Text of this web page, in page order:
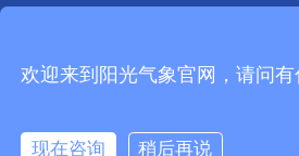
环境仪器与新能源检测设备解决方案提供商.成立
欢迎来到阳光气象官网，请问有
现在咨询 稍后再说